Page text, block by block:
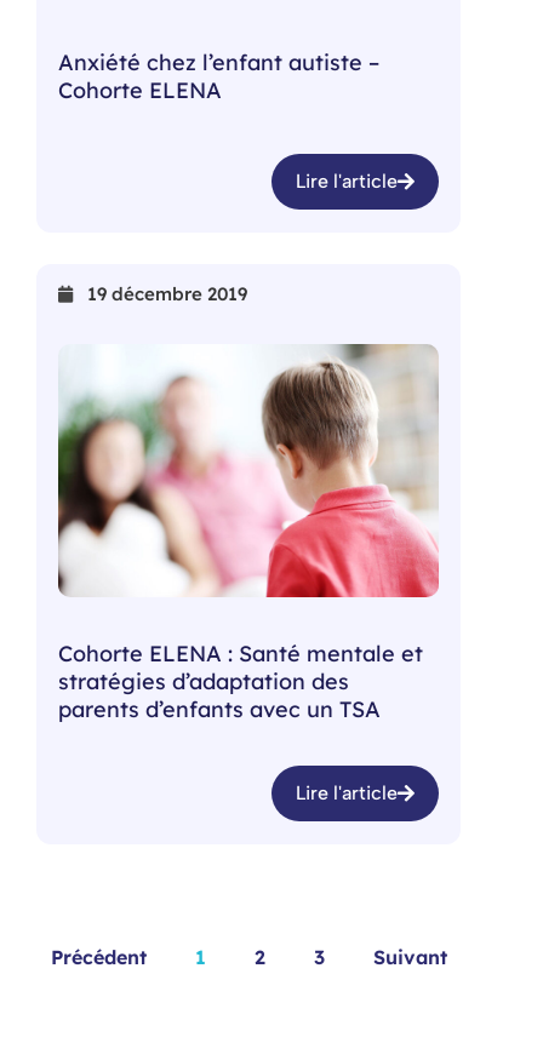
Anxiété chez l’enfant autiste –
Cohorte ELENA
Lire l'article
19 décembre 2019
Cohorte ELENA : Santé mentale et
stratégies d’adaptation des
parents d’enfants avec un TSA
Lire l'article
Précédent 1 2 3 Suivant